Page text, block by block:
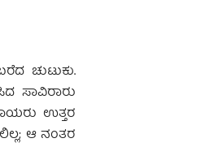
ಚುಟುಕು.
ಸಾವಿರಾರು
ಉತ್ತರ
ಆ ನಂತರ